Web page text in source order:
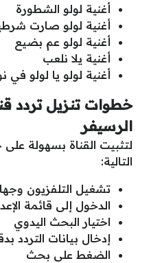
أغنية لولو الشطورة
أغنية لولو صارت
أغنية لولو عم بضيع
أغنية يلا نلعب
أغنية لولو يا لولو في
خطوات تنزيل تردد
الرسيفر
لتثبيت القناة بسهولة على
التالية:
تشغيل التلفزيون
الدخول إلى قائمة
اختيار البحث اليدوي
إدخال بيانات التردد
الضغط على بحث